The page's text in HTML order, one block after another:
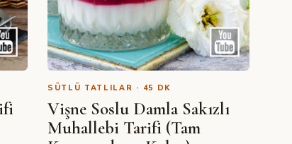
SÜTLÜ TATLILAR · 45 DK
Vişne Soslu Damla Sakızlı
Muhallebi Tarifi (Tam